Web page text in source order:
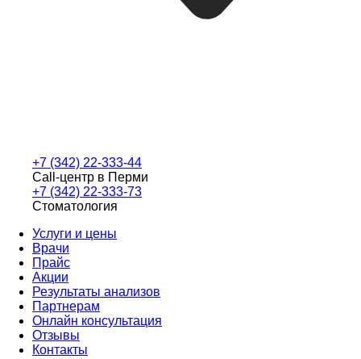
+7 (342) 22-333-44
Call-центр в Перми
+7 (342) 22-333-73
Стоматология
Услуги и цены
Врачи
Прайс
Акции
Результаты анализов
Партнерам
Онлайн консультация
Отзывы
Контакты